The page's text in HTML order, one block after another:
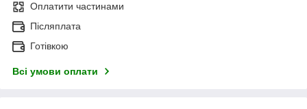
Оплатити частинами
Післяплата
Готівкою
Всі умови оплати